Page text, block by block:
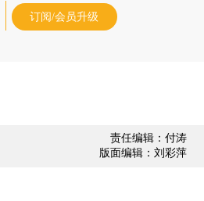
订阅/会员升级
责任编辑：付涛
版面编辑：刘彩萍